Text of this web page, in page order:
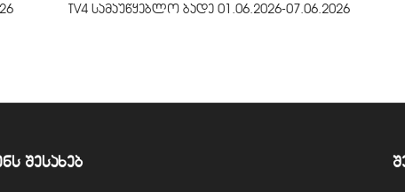
TV4 სამაუწყებლო ბადე 01.06.2026-07.06.2026
შესახებ